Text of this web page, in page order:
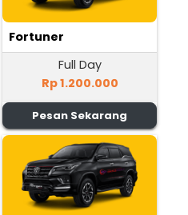
Fortuner
Full Day
Rp 1.200.000
Pesan Sekarang